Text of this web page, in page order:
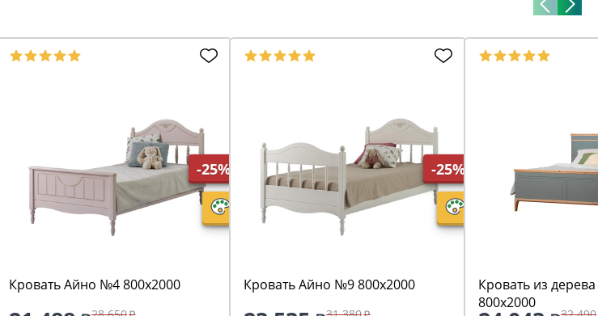
-25%
Кровать Айно №4 800х2000
-25%
Кровать Айно №9 800х2000
Кровать из
800х2000